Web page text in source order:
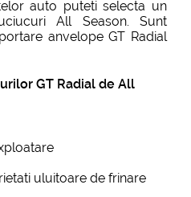
auto puteti selecta un
All Season. Sunt
anvelope GT Radial
GT Radial de All
uluitoare de frinare